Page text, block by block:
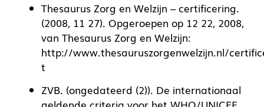
Thesaurus Zorg en Welzijn – certificering.
(2008, 11 27). Opgeroepen op 12 22, 2008,
van Thesaurus Zorg en Welzijn:
http://www.thesauruszorgenwelzijn.nl/
t
ZVB. (ongedateerd (2)). De internationaal